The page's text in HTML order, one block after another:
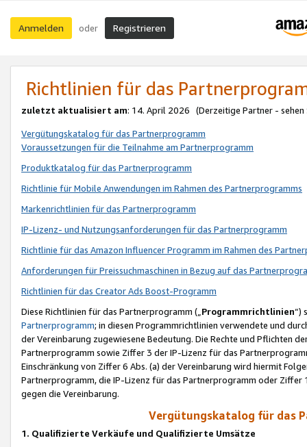
Anmelden oder Registrieren
Richtlinien für das
zuletzt aktualisiert am: 14. April 2026 (Derzeitige Partner - sehen
Vergütungskatalog für das Partnerprogramm
Voraussetzungen für die Teilnahme am Partnerprogramm
Produktkatalog für das Partnerprogramm
Richtlinie für Mobile Anwendungen im Rahmen des Partnerprogramms
Markenrichtlinien für das Partnerprogramm
IP-Lizenz- und Nutzungsanforderungen für das Partnerprogramm
Richtlinie für das Amazon Influencer Programm im Rahmen des
Anforderungen für Preissuchmaschinen in Bezug auf das
Richtlinien für das Creator Ads Boost-Programm
Diese Richtlinien für das Partnerprogramm („Programmrichtlinien“)
Partnerprogramm; in diesen Programmrichtlinien verwendete und
der Vereinbarung zugewiesene Bedeutung. Die Rechte und Pflichten
Partnerprogramm sowie Ziffer 3 der IP-Lizenz für das
Einschränkung von Ziffer 6 Abs. (a) der Vereinbarung wird hiermit
Partnerprogramm, die IP-Lizenz für das Partnerprogramm oder
gegen die Vereinbarung.
Vergütungskatalog für das
1. Qualifizierte Verkäufe und Qualifizierte Umsätze